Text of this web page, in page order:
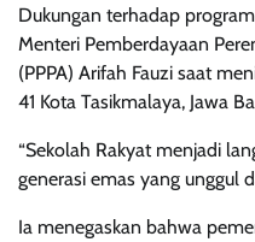
Dukungan terhadap
Menteri Pemberdayaan
(PPPA) Arifah Fauzi saat
41 Kota Tasikmalaya, Jawa
“Sekolah Rakyat menjadi
generasi emas yang unggul
Ia menegaskan bahwa